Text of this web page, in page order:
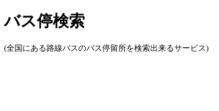
バス停検索
(全国にある路線バスのバス停留所を検索出来るサービス)